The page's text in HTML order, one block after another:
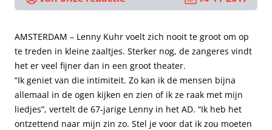
AMSTERDAM – Lenny Kuhr voelt zich nooit te groot om op
te treden in kleine zaaltjes. Sterker nog, de zangeres vindt
het er veel fijner dan in een groot theater.
“Ik geniet van die intimiteit. Zo kan ik de mensen bijna
allemaal in de ogen kijken en zien of ik ze raak met mijn
liedjes”, vertelt de 67-jarige Lenny in het AD. “Ik heb het
ontzettend naar mijn zin zo. Stel je voor dat ik zou moeten